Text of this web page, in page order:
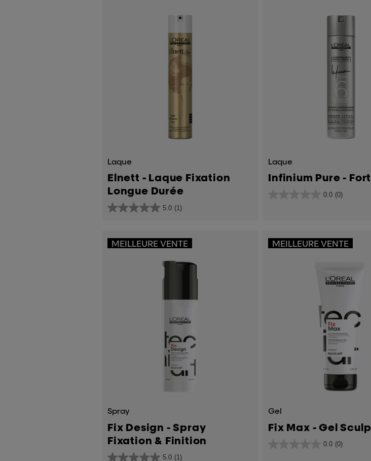
Laque
Elnett - Laque Fixation
Longue Durée
5.0 (1)
5.0
avis
Laque
Infinium Pure - Fort
0.0 (0)
MEILLEURE VENTE
Spray
Fix Design - Spray
Fixation & Finition
5.0 (1)
MEILLEURE VENTE
Gel
Fix Max - Gel
0.0 (0)